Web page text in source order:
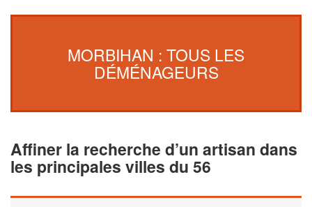
MORBIHAN : TOUS LES
DÉMÉNAGEURS
Affiner la recherche d’un artisan dans
les principales villes du 56